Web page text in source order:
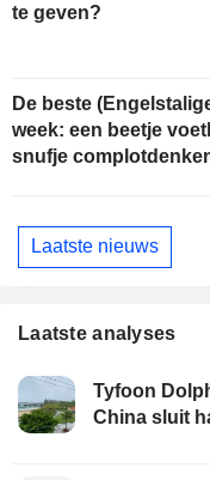
te geven?
De beste
week: een beetje
snufje
Laatste nieuws
Laatste analyses
Tyfoon
China sluit